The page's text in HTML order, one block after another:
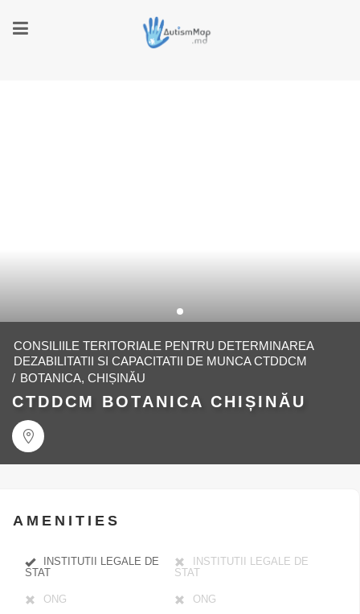
CONSILIILE TERITORIALE PENTRU DETERMINAREA
DEZABILITATII SI CAPACITATII DE MUNCA CTDDCM
/ BOTANICA, CHIȘINĂU
CTDDCM BOTANICA CHIȘINĂU
AMENITIES
INSTITUTII LEGALE DE
STAT
INSTITUTII LEGALE DE
STAT
ONG ONG